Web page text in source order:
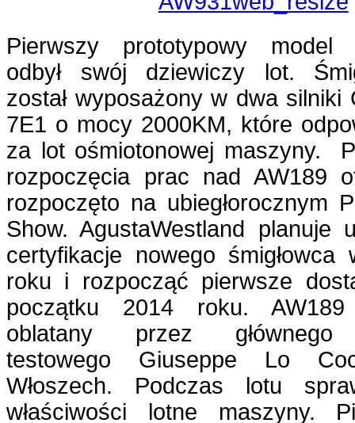
Pierwszy prototypowy model
odbył swój dziewiczy lot.
został wyposażony w dwa silniki
7E1 o mocy 2000KM, które
za lot ośmiotonowej maszyny.
rozpoczęcia prac nad AW189
rozpoczęto na ubiegłorocznym
Show. AgustaWestland planuje
certyfikacje nowego śmigłowca
roku i rozpocząć pierwsze
początku 2014 roku. AW189
oblatany przez
testowego Giuseppe Lo
Włoszech. Podczas lotu
właściwości lotne maszyny.